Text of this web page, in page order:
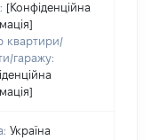
[Конфіденційна
квартири/
гаражу:
Україна